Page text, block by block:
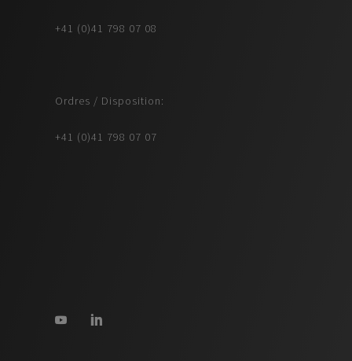
+41 (0)41 798 07 08
Ordres / Disposition:
+41 (0)41 798 07 07